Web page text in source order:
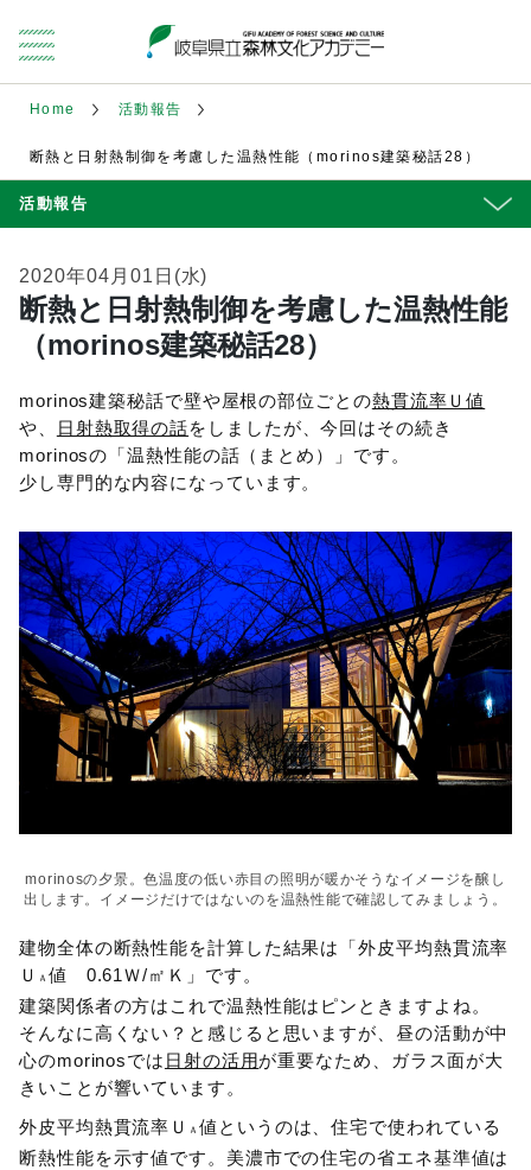
Home 活動報告
断熱と日射熱制御を考慮した温熱性能（morinos建築秘話28）
活動報告
2020年04月01日(水)
断熱と日射熱制御を考慮した温熱性能
（morinos建築秘話28）
morinos建築秘話で壁や屋根の部位ごとの熱貫流率Ｕ値
や、
日射熱取得の話をしましたが、今回はその続き
morinosの「温熱性能の話（まとめ）」です。
少し専門的な内容になっています。
morinosの夕景。色温度の低い赤目の照明が暖かそうなイメージを醸し
出します。イメージだけではないのを温熱性能で確認してみましょう。
建物全体の断熱性能を計算した結果は「外皮平均熱貫流率
Ｕ
Ａ 値 0.61Ｗ/㎡Ｋ」です。
建築関係者の方はこれで温熱性能はピンときますよね。
そんなに高くない？と感じると思いますが、昼の活動が中
心のmorinosでは 日射の活用が重要なため、ガラス面が大
きいことが響いています。
外皮平均熱貫流率Ｕ
Ａ値というのは、住宅で使われている
断熱性能を示す値です。美濃市での住宅の省エネ基準値は